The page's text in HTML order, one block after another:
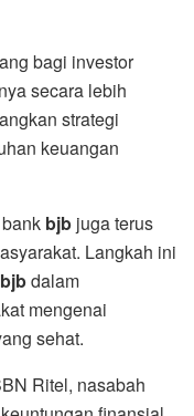
bagi investor
secara lebih
strategi
keuangan
bjb juga terus
Langkah ini
bjbdalam
mengenai
sehat.
Ritel, nasabah